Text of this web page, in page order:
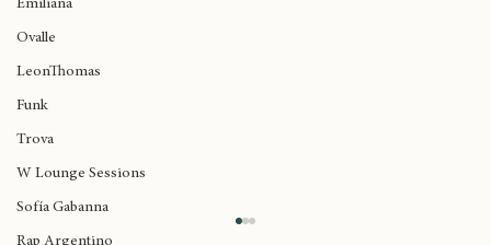
Emiliana
Ovalle
LeonThomas
Funk
Trova
W Lounge Sessions
Sofía Gabanna